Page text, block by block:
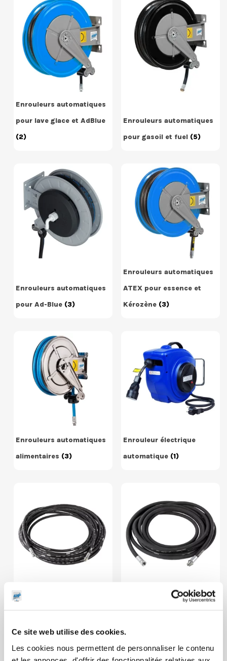
Ce site web utilise des cookies.
Les cookies nous permettent de personnaliser le contenu
Enrouleurs automatiques
pour lave glace et AdBlue
(2)
Enrouleurs automatiques
pour gasoil et fuel (5)
Enrouleurs automatiques
pour Ad-Blue (3)
Enrouleurs automatiques
ATEX pour essence et
Kérozène (3)
Enrouleurs automatiques
alimentaires (3)
Enrouleur électrique
automatique (1)
Flexibles et accessoires
Flexibles et accessoires